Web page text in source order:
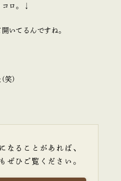
コロ。↓
いてるんですね。
(笑)
なることがあれば、
ぜひご覧ください。